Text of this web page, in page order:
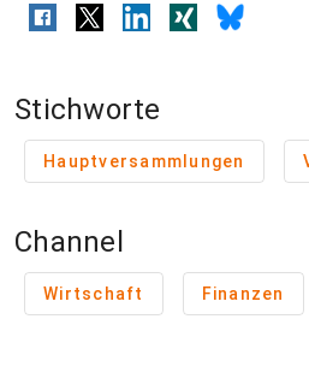
Stichworte
Hauptversammlungen
Channel
Wirtschaft Finanzen